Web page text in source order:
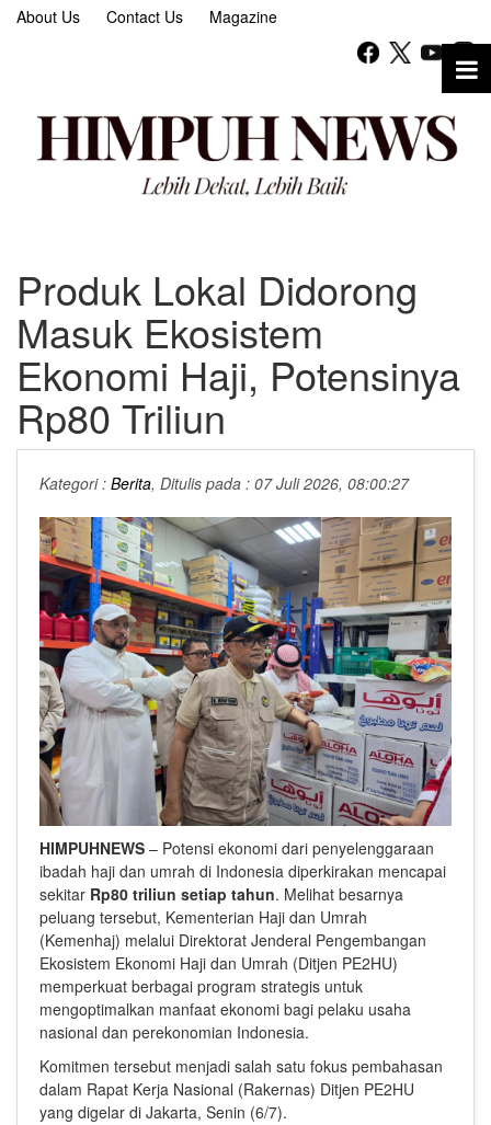
About Us Contact Us Magazine
Produk Lokal Didorong
Masuk Ekosistem
Ekonomi Haji, Potensinya
Rp80 Triliun
Kategori : Berita, Ditulis pada : 07 Juli 2026, 08:00:27
HIMPUHNEWS – Potensi ekonomi dari penyelenggaraan
ibadah haji dan umrah di Indonesia diperkirakan mencapai
sekitar Rp80 triliun setiap tahun. Melihat besarnya
peluang tersebut, Kementerian Haji dan Umrah
(Kemenhaj) melalui Direktorat Jenderal Pengembangan
Ekosistem Ekonomi Haji dan Umrah (Ditjen PE2HU)
memperkuat berbagai program strategis untuk
mengoptimalkan manfaat ekonomi bagi pelaku usaha
nasional dan perekonomian Indonesia.
Komitmen tersebut menjadi salah satu fokus pembahasan
dalam Rapat Kerja Nasional (Rakernas) Ditjen PE2HU
yang digelar di Jakarta, Senin (6/7).